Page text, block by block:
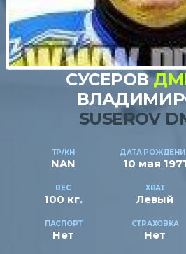
СУСЕРОВ
SUSEROV
ТР/КН
NAN
ДАТА
10 мая 1971
ВЕС
100 кг.
ХВАТ
Левый
ПАСПОРТ
Нет
СТРАХОВКА
Нет